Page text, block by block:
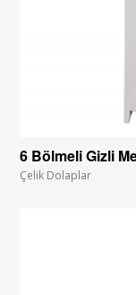
6 Bölmeli Gizli
Çelik Dolaplar